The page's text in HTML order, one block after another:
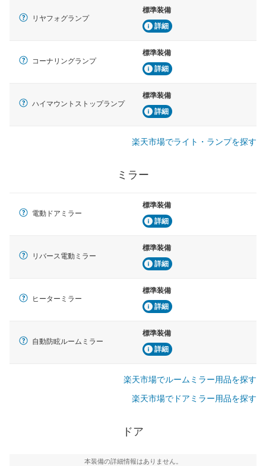
リヤフォグランプ
標準装備
詳細
コーナリングランプ
標準装備
詳細
ハイマウントストップランプ
標準装備
詳細
楽天市場でライト・ランプを探す
ミラー
電動ドアミラー
標準装備
詳細
リバース電動ミラー
標準装備
詳細
ヒーターミラー
標準装備
詳細
自動防眩ルームミラー
標準装備
詳細
楽天市場でルームミラー用品を探す
楽天市場でドアミラー用品を探す
ドア
本装備の詳細情報はありません。